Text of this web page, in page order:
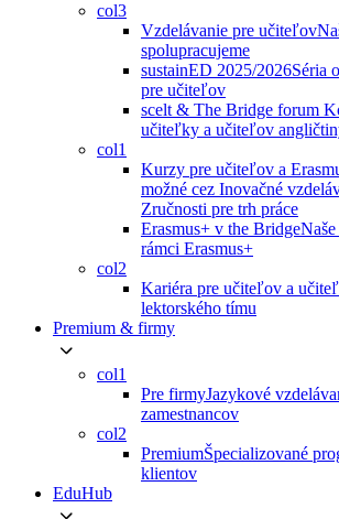
col3
Vzdelávanie pre učiteľov
spolupracujeme
sustainED 2025/2026Séria
pre učiteľov
scelt & The Bridge forum
učiteľky a učiteľov
col1
Kurzy pre učiteľov a
možné cez Inovačné
Zručnosti pre trh práce
Erasmus+ v the Bridge
rámci Erasmus+
col2
Kariéra pre učiteľov a
lektorského tímu
Premium & firmy
col1
Pre firmyJazykové
zamestnancov
col2
PremiumŠpecializované
klientov
EduHub